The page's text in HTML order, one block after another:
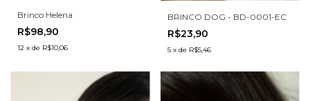
Brinco Helena
R$98,90
12 x de R$10,06
BRINCO DOG - BD-0001-EC
R$23,90
5 x de R$5,46